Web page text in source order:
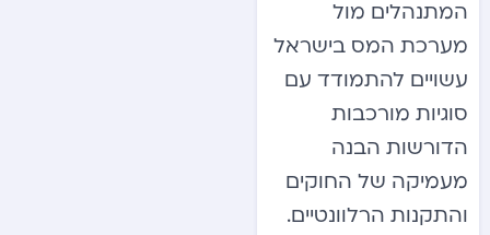
המתנהלים מול
מערכת המס בישראל
עשויים להתמודד עם
סוגיות מורכבות
הדורשות הבנה
מעמיקה של החוקים
והתקנות הרלוונטיים.